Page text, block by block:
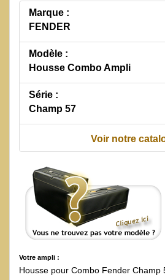
Marque :
FENDER
Modèle :
Housse Combo Ampli
Série :
Champ 57
Voir notre
Votre ampli :
Housse pour Combo Fender Champ